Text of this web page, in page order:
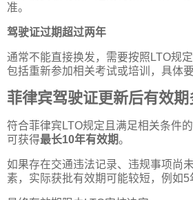
准。
驾驶证过期超过两年
通常不能直接换发，需要按照LTO规
包括重新参加相关考试或培训，具体
菲律宾驾驶证更新后有效期
符合菲律宾LTO规定且满足相关条件
可获得最长10年有效期。
如果存在交通违法记录、违规事项尚
素，实际获批有效期可能较短，例如5